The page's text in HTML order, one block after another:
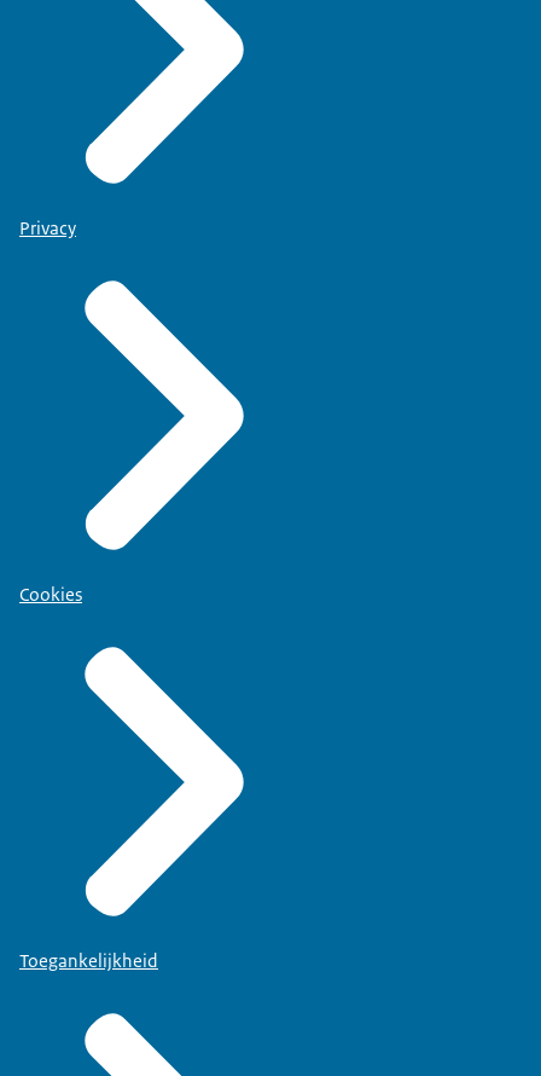
Privacy
Cookies
Toegankelijkheid